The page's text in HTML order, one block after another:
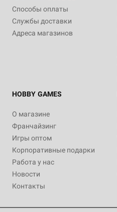
Способы оплаты
Службы доставки
Адреса магазинов
HOBBY GAMES
О магазине
Франчайзинг
Игры оптом
Корпоративные подарки
Работа у нас
Новости
Контакты